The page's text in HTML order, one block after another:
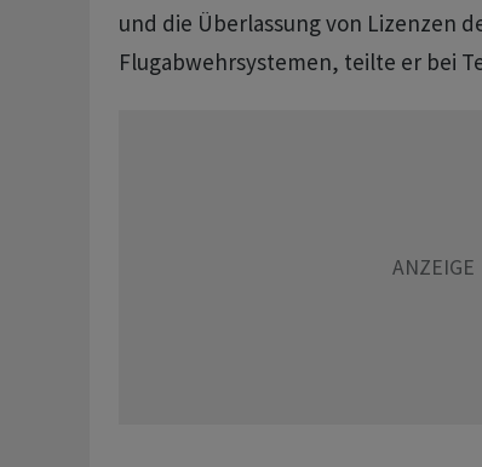
und die Überlassung von Lizenzen
Flugabwehrsystemen, teilte er bei